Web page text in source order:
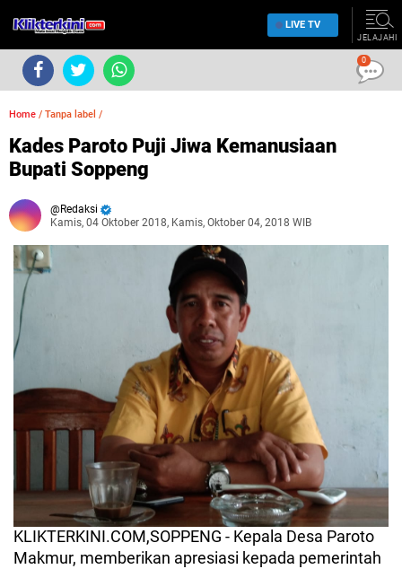
LIVE TV
JELAJAHI
Home / Tanpa label /
Kades Paroto Puji Jiwa Kemanusiaan
Bupati Soppeng
Redaksi
Kamis, 04 Oktober 2018, Kamis, Oktober 04, 2018 WIB
KLIKTERKINI.COM,SOPPENG - Kepala Desa Paroto
Makmur, memberikan apresiasi kepada pemerintah
0